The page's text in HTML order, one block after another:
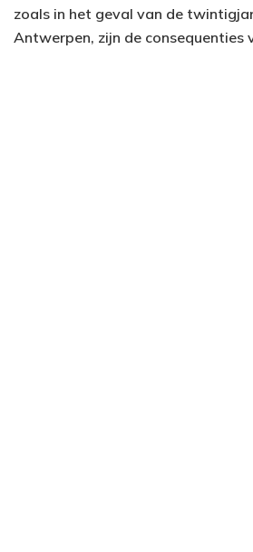
zoals in het geval van de
Antwerpen, zijn de consequenties